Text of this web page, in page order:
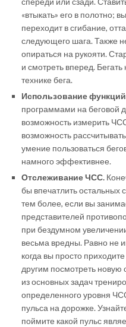
«втыкать» его в полотно;
переходит в сгибание,
следующего шага. Также
опираться на рукояти.
и смотреть вперед.
технике бега.
Использование
программами на беговой
возможность измерить
возможность
умение пользоваться
намного эффективнее.
Отслеживание ЧСС.
бы впечатлить остальных
тем более, если вы
представителей
при бездумном
весьма вредны. Равно не
когда вы просто
другим посмотреть
из основных задач
определенного уровня
пульса на дорожке.
поймите какой пульс